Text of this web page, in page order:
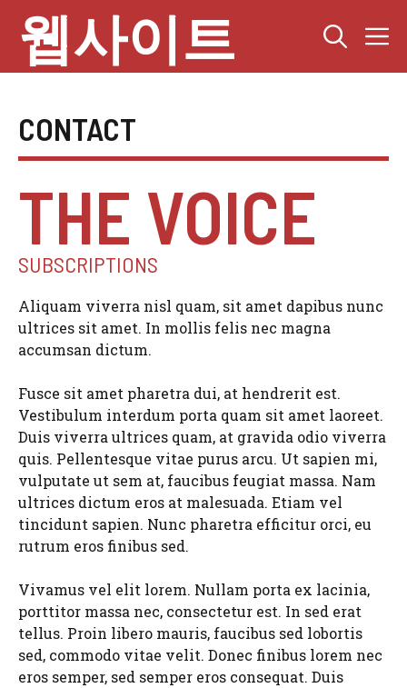
content
웹사이트
CONTACT
THE VOICE
SUBSCRIPTIONS
Aliquam viverra nisl quam, sit amet dapibus nunc
ultrices sit amet. In mollis felis nec magna
accumsan dictum.
Fusce sit amet pharetra dui, at hendrerit est.
Vestibulum interdum porta quam sit amet laoreet.
Duis viverra ultrices quam, at gravida odio viverra
quis. Pellentesque vitae purus arcu. Ut sapien mi,
vulputate ut sem at, faucibus feugiat massa. Nam
ultrices dictum eros at malesuada. Etiam vel
tincidunt sapien. Nunc pharetra efficitur orci, eu
rutrum eros finibus sed.
Vivamus vel elit lorem. Nullam porta ex lacinia,
porttitor massa nec, consectetur est. In sed erat
tellus. Proin libero mauris, faucibus sed lobortis
sed, commodo vitae velit. Donec finibus lorem nec
eros semper, sed semper eros consequat. Duis